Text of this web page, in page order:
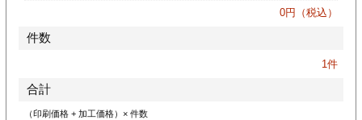
0円（税込）
件数
1件
合計
（印刷価格 + 加工価格）× 件数